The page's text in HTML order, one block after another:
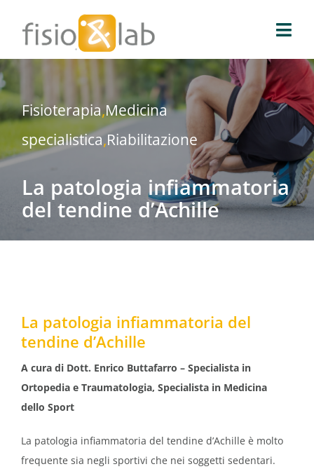
contenuto
Blog
Prenota prelievo
Fisioterapia,Medicina
specialistica,Riabilitazione
La patologia infiammatoria
del tendine d’Achille
La patologia infiammatoria del
tendine d’Achille
A cura di Dott. Enrico Buttafarro – Specialista in
Ortopedia e Traumatologia, Specialista in Medicina
dello Sport
La patologia infiammatoria del tendine d’Achille è molto
frequente sia negli sportivi che nei soggetti sedentari.